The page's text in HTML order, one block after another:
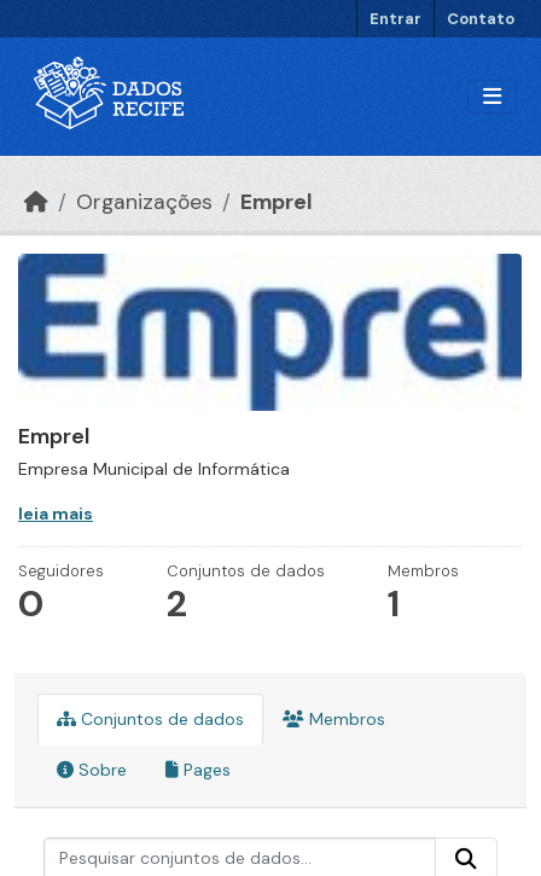
Entrar Contato
Organizações Emprel
Emprel
Empresa Municipal de Informática
leia mais
Seguidores
0
Conjuntos de dados
2
Membros
1
Conjuntos de dados Membros
Sobre Pages